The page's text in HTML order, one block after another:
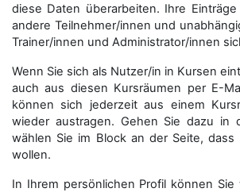
diese Daten überarbeiten. Ihre
andere Teilnehmer/innen und
Trainer/innen und Administrator/innen
Wenn Sie sich als Nutzer/in in Kursen
auch aus diesen Kursräumen per E-
können sich jederzeit aus einem
wieder austragen. Gehen Sie dazu in
wählen Sie im Block an der Seite, dass
wollen.
In Ihrem persönlichen Profil können Sie